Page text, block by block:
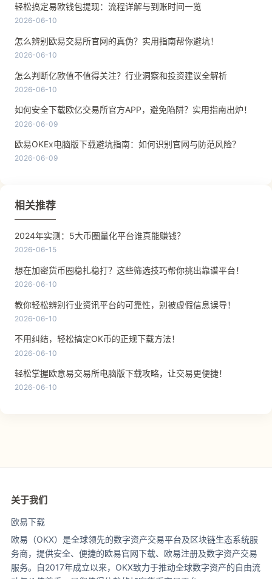
轻松搞定易欧钱包提现：流程详解与到账时间一览
2026-06-10
怎么辨别欧易交易所官网的真伪？实用指南帮你避坑！
2026-06-10
怎么判断亿欧值不值得关注？行业洞察和投资建议全解析
2026-06-10
如何安全下载欧亿交易所官方APP，避免陷阱？实用指南出炉！
2026-06-09
欧易OKEx电脑版下载避坑指南：如何识别官网与防范风险？
2026-06-09
相关推荐
2024年实测：5大币圈量化平台谁真能赚钱？
2026-06-15
想在加密货币圈稳扎稳打？这些筛选技巧帮你挑出靠谱平台！
2026-06-10
教你轻松辨别行业资讯平台的可靠性，别被虚假信息误导！
2026-06-10
不用纠结，轻松搞定OK币的正规下载方法！
2026-06-10
轻松掌握欧意易交易所电脑版下载攻略，让交易更便捷！
2026-06-10
关于我们
欧易下载
欧易（OKX）是全球领先的数字资产交易平台及区块链生态系统服
务商，提供安全、便捷的欧易官网下载、欧易注册及数字资产交易
服务。自2017年成立以来，OKX致力于推动全球数字资产的自由流